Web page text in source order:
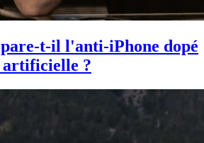
t-il l'anti-iPhone dopé
?